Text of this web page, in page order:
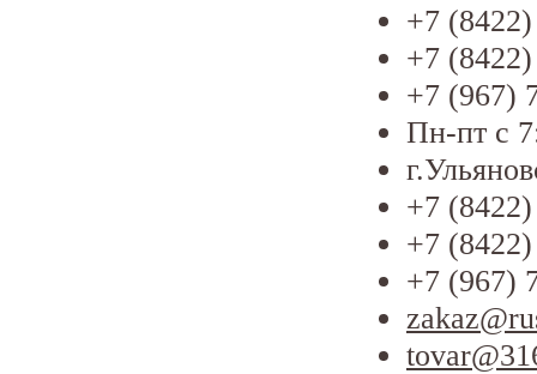
+7
+7
+7 (967)
Пн-пт с
+7
+7
+7 (967)